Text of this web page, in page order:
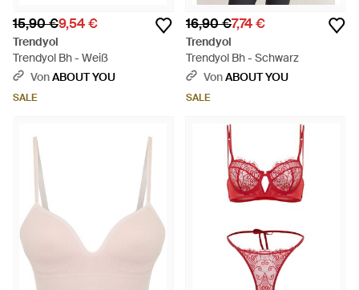
15,90 €9,54 €
Trendyol
Trendyol Bh - Weiß
VonABOUT YOU
SALE
16,90 €7,74 €
Trendyol
Trendyol Bh - Schwarz
VonABOUT YOU
SALE